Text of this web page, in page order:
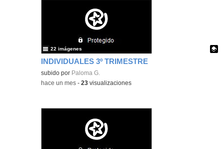
INDIVIDUALES 3º TRIMESTRE
Contenido educativo.
subido por Paloma G.
22 imágenes
-hace un mes -23 visualizaciones